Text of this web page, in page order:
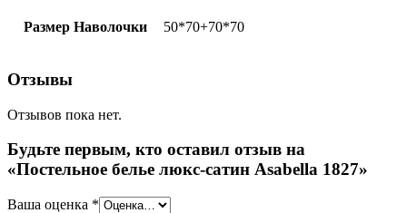
Размер Наволочки 50*70+70*70
Отзывы
Отзывов пока нет.
Будьте первым, кто оставил отзыв на
«Постельное белье люкс-сатин Asabella 1827»
Ваша оценка *